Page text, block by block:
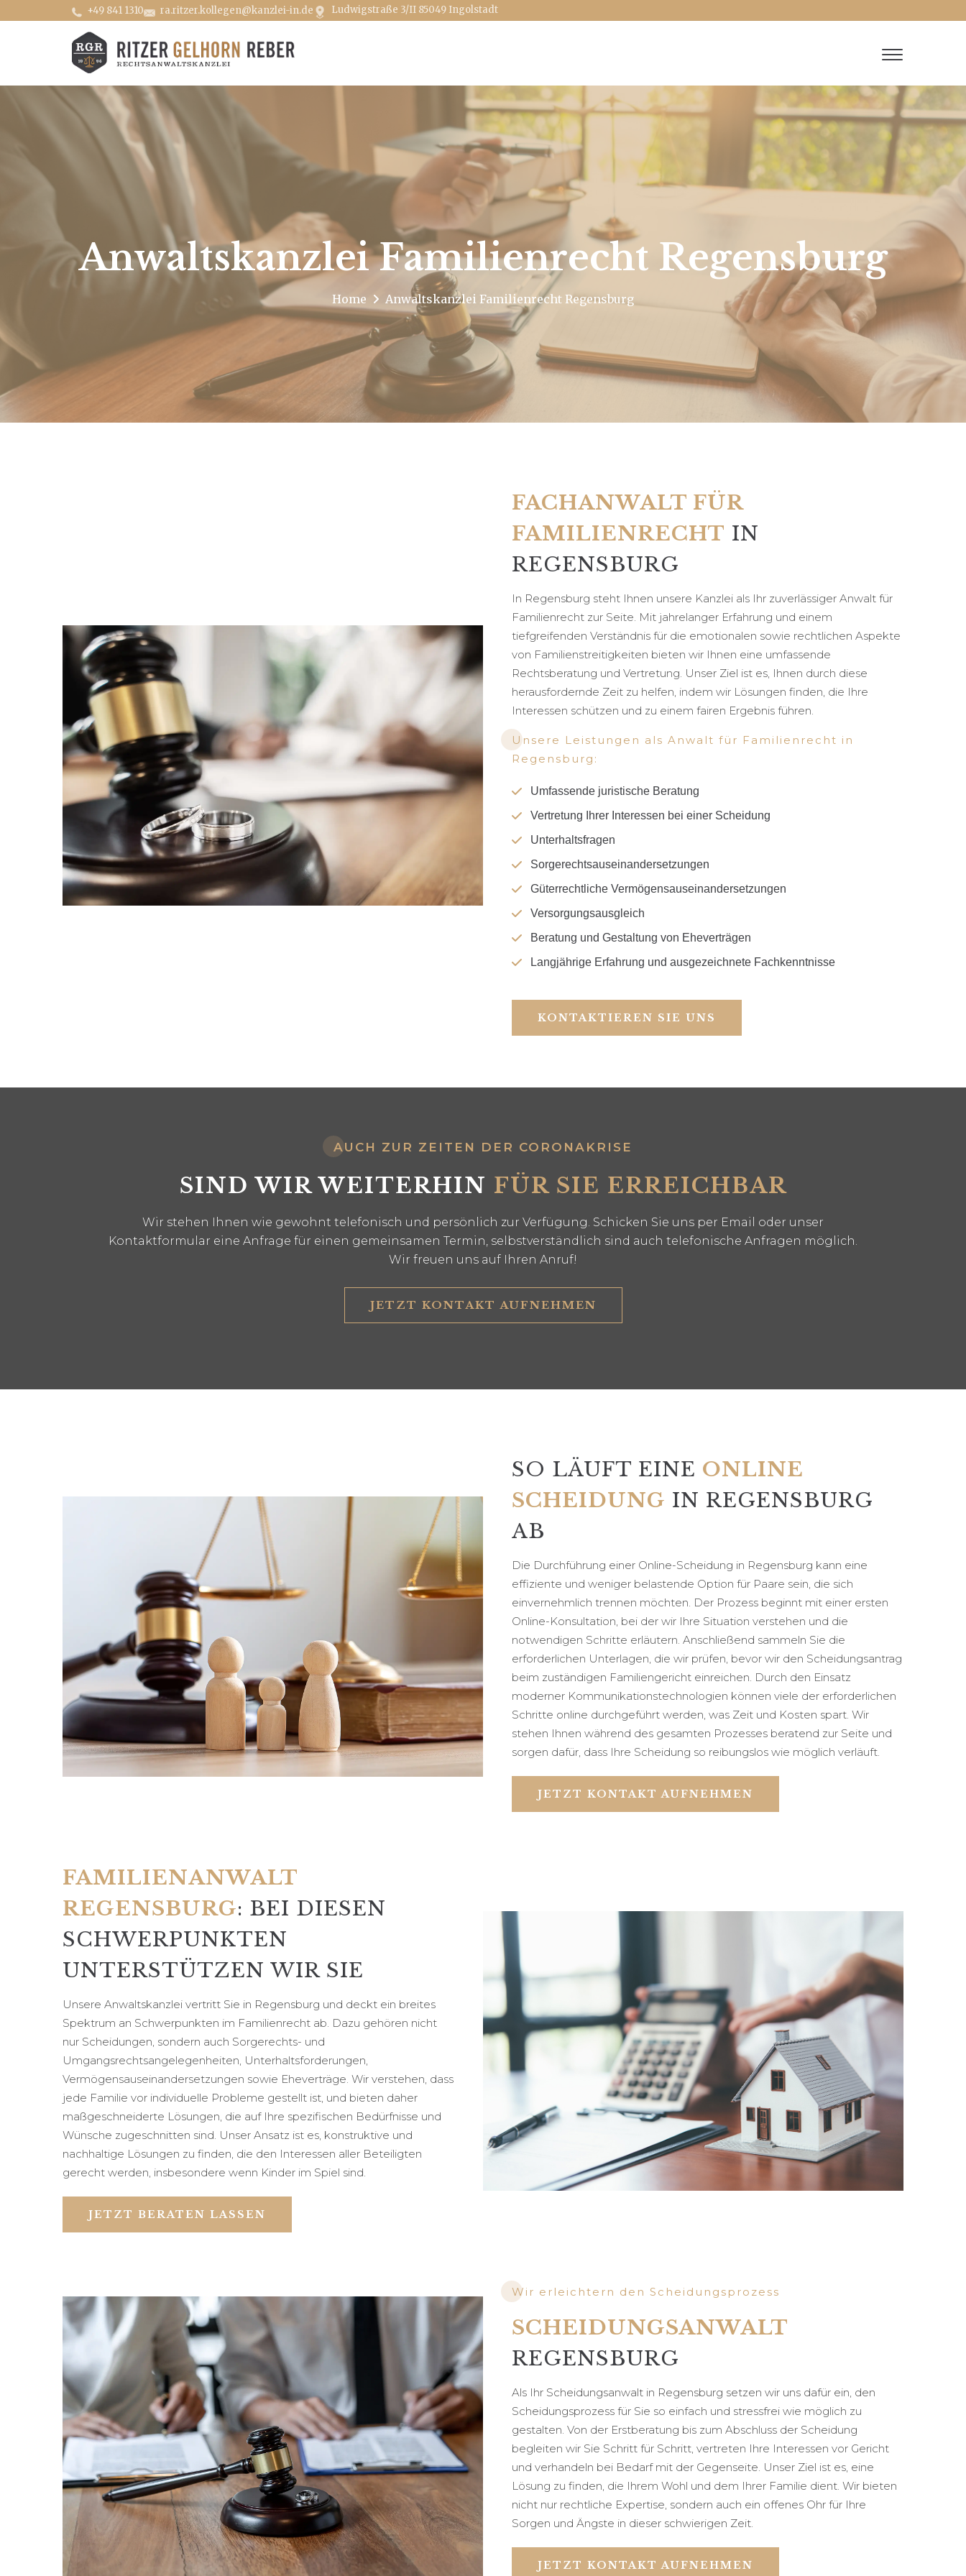
+49 841 1310 ra.ritzer.kollegen@kanzlei-in.de Ludwigstraße 3/II 85049 Ingolstadt
Anwaltskanzlei Familienrecht Regensburg
Home Anwaltskanzlei Familienrecht Regensburg
FACHANWALT FÜR
FAMILIENRECHT IN
REGENSBURG
In Regensburg steht Ihnen unsere Kanzlei als Ihr zuverlässiger Anwalt für
Familienrecht zur Seite. Mit jahrelanger Erfahrung und einem
tiefgreifenden Verständnis für die emotionalen sowie rechtlichen Aspekte
von Familienstreitigkeiten bieten wir Ihnen eine umfassende
Rechtsberatung und Vertretung. Unser Ziel ist es, Ihnen durch diese
herausfordernde Zeit zu helfen, indem wir Lösungen finden, die Ihre
Interessen schützen und zu einem fairen Ergebnis führen.
Unsere Leistungen als Anwalt für Familienrecht in
Regensburg:
Umfassende juristische Beratung
Vertretung Ihrer Interessen bei einer Scheidung
Unterhaltsfragen
Sorgerechtsauseinandersetzungen
Güterrechtliche Vermögensauseinandersetzungen
Versorgungsausgleich
Beratung und Gestaltung von Eheverträgen
Langjährige Erfahrung und ausgezeichnete Fachkenntnisse
KONTAKTIEREN SIE UNS
AUCH ZUR ZEITEN DER CORONAKRISE
SIND WIR WEITERHIN FÜR SIE ERREICHBAR
Wir stehen Ihnen wie gewohnt telefonisch und persönlich zur Verfügung. Schicken Sie uns per Email oder unser
Kontaktformular eine Anfrage für einen gemeinsamen Termin, selbstverständlich sind auch telefonische Anfragen möglich.
Wir freuen uns auf Ihren Anruf!
JETZT KONTAKT AUFNEHMEN
SO LÄUFT EINE ONLINE
SCHEIDUNG IN REGENSBURG
AB
Die Durchführung einer Online-Scheidung in Regensburg kann eine
effiziente und weniger belastende Option für Paare sein, die sich
einvernehmlich trennen möchten. Der Prozess beginnt mit einer ersten
Online-Konsultation, bei der wir Ihre Situation verstehen und die
notwendigen Schritte erläutern. Anschließend sammeln Sie die
erforderlichen Unterlagen, die wir prüfen, bevor wir den Scheidungsantrag
beim zuständigen Familiengericht einreichen. Durch den Einsatz
moderner Kommunikationstechnologien können viele der erforderlichen
Schritte online durchgeführt werden, was Zeit und Kosten spart. Wir
stehen Ihnen während des gesamten Prozesses beratend zur Seite und
sorgen dafür, dass Ihre Scheidung so reibungslos wie möglich verläuft.
JETZT KONTAKT AUFNEHMEN
FAMILIENANWALT
REGENSBURG: BEI DIESEN
SCHWERPUNKTEN
UNTERSTÜTZEN WIR SIE
Unsere Anwaltskanzlei vertritt Sie in Regensburg und deckt ein breites
Spektrum an Schwerpunkten im Familienrecht ab. Dazu gehören nicht
nur Scheidungen, sondern auch Sorgerechts- und
Umgangsrechtsangelegenheiten, Unterhaltsforderungen,
Vermögensauseinandersetzungen sowie Eheverträge. Wir verstehen, dass
jede Familie vor individuelle Probleme gestellt ist, und bieten daher
maßgeschneiderte Lösungen, die auf Ihre spezifischen Bedürfnisse und
Wünsche zugeschnitten sind. Unser Ansatz ist es, konstruktive und
nachhaltige Lösungen zu finden, die den Interessen aller Beteiligten
gerecht werden, insbesondere wenn Kinder im Spiel sind.
JETZT BERATEN LASSEN
Wir erleichtern den Scheidungsprozess
SCHEIDUNGSANWALT
REGENSBURG
Als Ihr Scheidungsanwalt in Regensburg setzen wir uns dafür ein, den
Scheidungsprozess für Sie so einfach und stressfrei wie möglich zu
gestalten. Von der Erstberatung bis zum Abschluss der Scheidung
begleiten wir Sie Schritt für Schritt, vertreten Ihre Interessen vor Gericht
und verhandeln bei Bedarf mit der Gegenseite. Unser Ziel ist es, eine
Lösung zu finden, die Ihrem Wohl und dem Ihrer Familie dient. Wir bieten
nicht nur rechtliche Expertise, sondern auch ein offenes Ohr für Ihre
Sorgen und Ängste in dieser schwierigen Zeit.
JETZT KONTAKT AUFNEHMEN